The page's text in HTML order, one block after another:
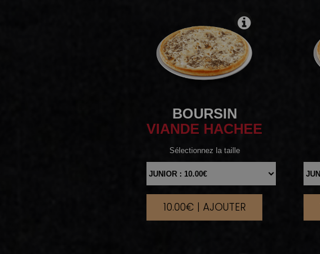
BOURSIN
VIANDE HACHEE
Sélectionnez la taille
|
10.00€ | AJOUTER